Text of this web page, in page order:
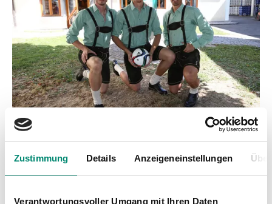
Zustimmung Details Anzeigeneinstellungen
Verantwortungsvoller Umgang mit Ihren Daten